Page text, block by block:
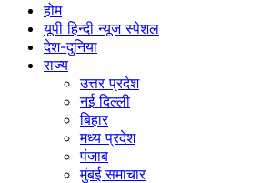
होम
यूपी हिन्दी न्यूज स्पेशल
देश-दुनिया
राज्य
उत्तर प्रदेश
नई दिल्ली
बिहार
मध्य प्रदेश
पंजाब
मुंबई समाचार